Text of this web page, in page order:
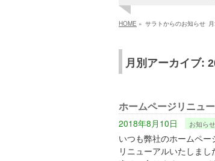
HOME » サラトからのお知らせ
月別アーカイブ:
ホームページリニュ
2018年8月10日 お知らせ
いつも弊社のホームペ
リニューアルいたしま